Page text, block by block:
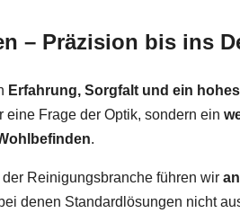
– Präzision bis ins
Erfahrung, Sorgfalt und ein
eine Frage der Optik, sondern ein
.
Reinigungsbranche führen wir
denen Standardlösungen nicht